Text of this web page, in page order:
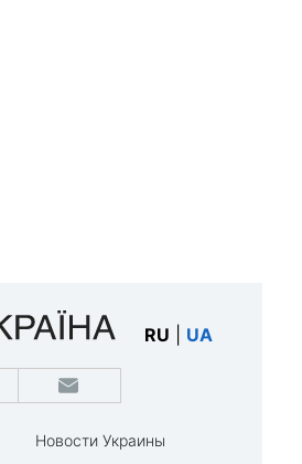
RU UA
Новости Украины